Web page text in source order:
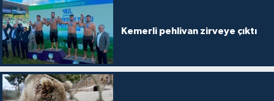
Kemerli pehlivan zirveye çıktı